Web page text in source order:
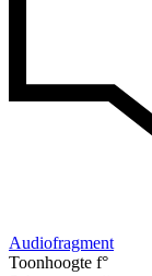
Audiofragment
Toonhoogte f°